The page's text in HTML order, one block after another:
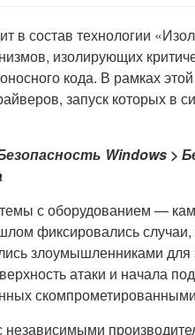
в состав технологии
изолирующих
кода. В рамках
запуск которых в
Windows >
с оборудованием —
фиксировались
злоумышленниками для
атаки и начала
независимыми